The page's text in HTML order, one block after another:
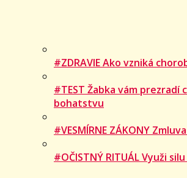
#ZDRAVIE Ako vzniká
#TEST Žabka vám prezradí
bohatstvu
#VESMÍRNE ZÁKONY
#OČISTNÝ RITUÁL Využi